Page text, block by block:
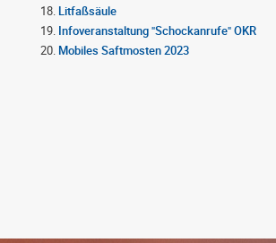
Litfaßsäule
Infoveranstaltung "Schockanrufe" OKR
Mobiles Saftmosten 2023